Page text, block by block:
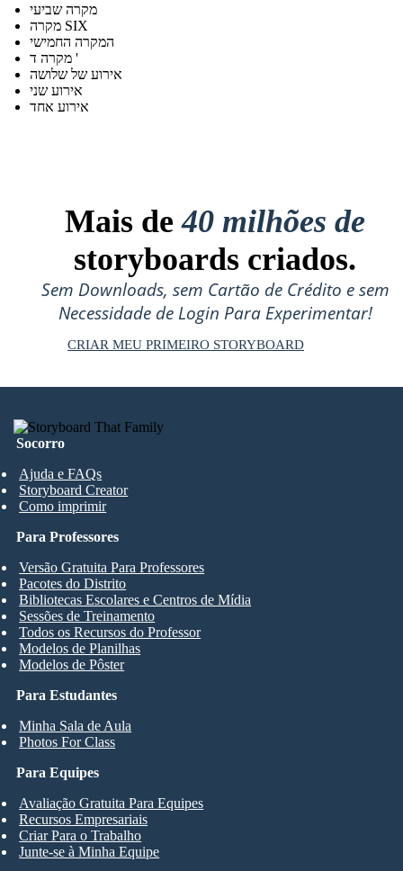
מקרה שביעי
מקרה SIX
המקרה החמישי
מקרה ד '
אירוע של שלושה
אירוע שני
אירוע אחד
Mais de40 milhões de
storyboards criados.
Sem Downloads, sem Cartão de Crédito e sem
Necessidade de Login Para Experimentar!
CRIAR MEU PRIMEIRO STORYBOARD
Socorro
Ajuda e FAQs
Storyboard Creator
Como imprimir
Para Estudantes
Minha Sala de Aula
Photos For Class
Para Professores
Versão Gratuita Para Professores
Pacotes do Distrito
Bibliotecas Escolares e Centros de Mídia
Sessões de Treinamento
Todos os Recursos do Professor
Modelos de Planilhas
Modelos de Pôster
Para Equipes
Avaliação Gratuita Para Equipes
Recursos Empresariais
Criar Para o Trabalho
Junte-se à Minha Equipe